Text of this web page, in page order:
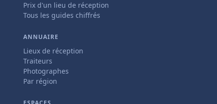
Prix d'un lieu de réception
Tous les guides chiffrés
ANNUAIRE
Lieux de réception
Traiteurs
Photographes
Par région